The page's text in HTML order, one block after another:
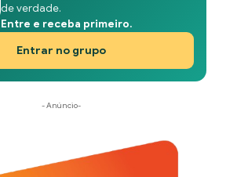
de verdade.
Entre e receba primeiro.
Entrar no grupo
- Anúncio-